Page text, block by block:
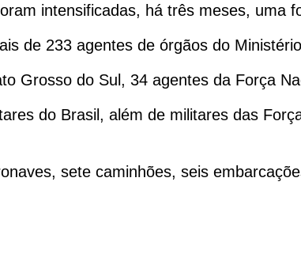
intensificadas, há três meses, uma
de 233 agentes de órgãos do
Grosso do Sul, 34 agentes da Força
do Brasil, além de militares das
sete caminhões, seis